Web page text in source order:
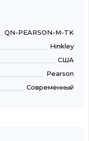
QN-PEARSON-M-TK
Hinkley
США
Pearson
Современный